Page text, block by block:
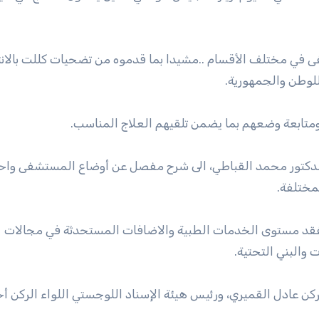
في مختلف الأقسام ..مشيدا بما قدموه من تضحيات كللت
والجمهورية.
وضعهم بما يضمن تلقيهم العلاج المناسب.
محمد القباطي، الى شرح مفصل عن أوضاع المستشفى
مستوى الخدمات الطبية والاضافات المستحدثة في مجالات
والبني التحتية.
عادل القميري، ورئيس هيئة الإسناد اللوجستي اللواء الركن